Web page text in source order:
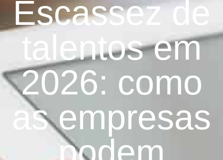
Escassez de
talentos em
2026: como
as empresas
podem